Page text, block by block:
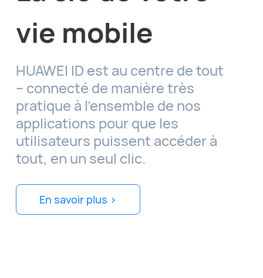
vie mobile
HUAWEI ID est au centre de tout
– connecté de manière très
pratique à l’ensemble de nos
applications pour que les
utilisateurs puissent accéder à
tout, en un seul clic.
En savoir plus >